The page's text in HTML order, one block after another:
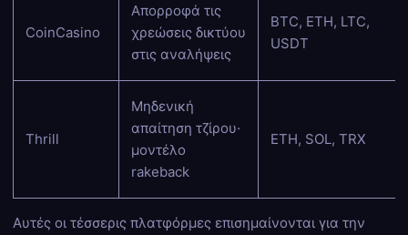
CoinCasino
Απορροφά τις
χρεώσεις δικτύου
στις αναλήψεις
BTC, ETH, LTC,
USDT
Thrill
Μηδενική
απαίτηση τζίρου·
μοντέλο
rakeback
ETH, SOL, TRX
Αυτές οι τέσσερις πλατφόρμες επισημαίνονται για την